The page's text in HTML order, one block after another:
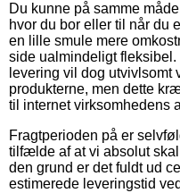
Du kunne på samme
hvor du bor eller til når du
en lille smule mere
side ualmindeligt
levering vil dog
produkterne, men dette
til internet virksomhedens
Fragtperioden på er
tilfælde af at vi absolut
den grund er det fuldt ud
estimerede leveringstid